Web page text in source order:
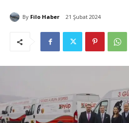
By Filo Haber 21 Şubat 2024